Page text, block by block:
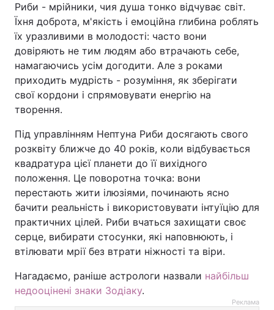
Риби - мрійники, чия душа тонко відчуває світ.
Їхня доброта, м'якість і емоційна глибина роблять
їх уразливими в молодості: часто вони
довіряють не тим людям або втрачають себе,
намагаючись усім догодити. Але з роками
приходить мудрість - розуміння, як зберігати
свої кордони і спрямовувати енергію на
творення.
Під управлінням Нептуна Риби досягають свого
розквіту ближче до 40 років, коли відбувається
квадратура цієї планети до її вихідного
положення. Це поворотна точка: вони
перестають жити ілюзіями, починають ясно
бачити реальність і використовувати інтуїцію для
практичних цілей. Риби вчаться захищати своє
серце, вибирати стосунки, які наповнюють, і
втілювати мрії без втрати ніжності та віри.
Нагадаємо, раніше астрологи назвали найбільш
недооцінені знаки Зодіаку.
Реклама